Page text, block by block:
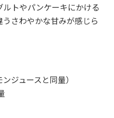
トやパンケーキにかける
さわやかな甘みが感じら
ジュースと同量）